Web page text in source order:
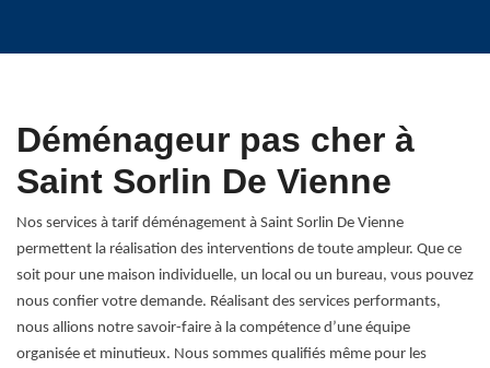
Déménageur pas cher à
Saint Sorlin De Vienne
Nos services à tarif déménagement à Saint Sorlin De Vienne
permettent la réalisation des interventions de toute ampleur. Que ce
soit pour une maison individuelle, un local ou un bureau, vous pouvez
nous confier votre demande. Réalisant des services performants,
nous allions notre savoir-faire à la compétence d’une équipe
organisée et minutieux. Nous sommes qualifiés même pour les